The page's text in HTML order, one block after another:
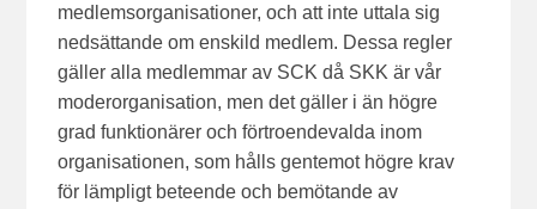
medlemsorganisationer, och att inte uttala sig
nedsättande om enskild medlem. Dessa regler
gäller alla medlemmar av SCK då SKK är vår
moderorganisation, men det gäller i än högre
grad funktionärer och förtroendevalda inom
organisationen, som hålls gentemot högre krav
för lämpligt beteende och bemötande av